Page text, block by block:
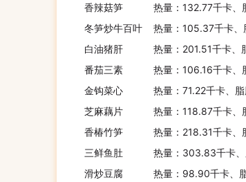
香辣菇笋 热量：132.77千卡、
冬笋炒牛百叶
热量：105.37千卡
白油猪肝
热量：201.51千卡
番茄三素
热量：106.16千卡
金钩菜心
热量：71.22千卡、
芝麻藕片
热量：118.87千卡
香椿竹笋
热量：218.31千卡
三鲜鱼肚
热量：303.83千卡
滑炒豆腐
热量：98.90千卡、